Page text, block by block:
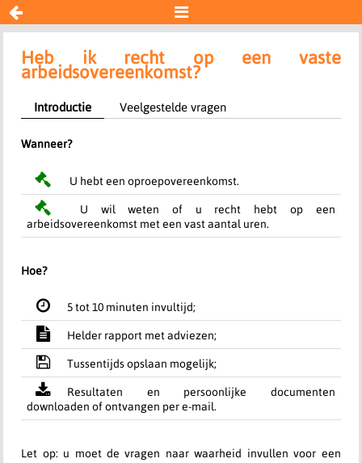
 
Aanbod vaste uren
Heb ik recht op een vaste
arbeidsovereenkomst?
Introductie Veelgestelde vragen
Wanneer?
U hebt een oproepovereenkomst.
U wil weten of u recht hebt op een
arbeidsovereenkomst met een vast aantal uren.
Hoe?
5 tot 10 minuten invultijd;
Helder rapport met adviezen;
Tussentijds opslaan mogelijk;
Resultaten en persoonlijke documenten
downloaden of ontvangen per e-mail.
Let op: u moet de vragen naar waarheid invullen voor een